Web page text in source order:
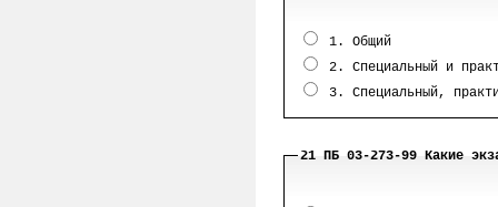
1. Общий
2. Специальный и
3. Специальный,
21 ПБ 03-273-99 Какие